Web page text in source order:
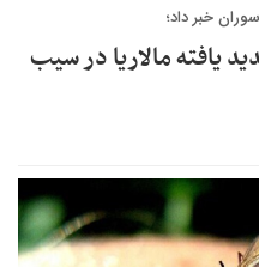
خبر داد؛
یافته مالاریا در سیب